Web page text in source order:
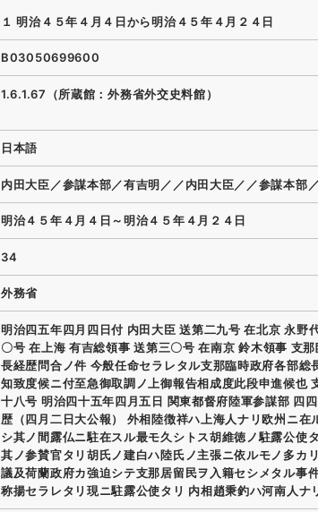
１ 明治４５年４月４日から明治４５年４月２４日
B03050699600
1.6.1.67（所蔵館：外務省外交史料館）
日本語
内田大臣／参謀本部／有吉明／／内田大臣／／参謀本部
明治４５年４月４日～明治４５年４月２４日
34
外務省
明治四五年四月四日付 内田大臣 送第二九号 在北京 永野
〇号 在上海 有吉総領事 送第三〇号 在南京 鈴木領事 支
長経歴問合ノ件 今般任命セラレタル支那臨時政府各部総
知致度候ニ付至急御取調ノ上御報告相成度此段申進候也
十八号 明治四十五年四月五日 関東都督府陸軍参謀部 四
歴（四月二日大公報） 外相陸徴祥ハ上海人ナリ欧州ニ在
シ其ノ間露仏ニ駐在スル最モ久シトス胡維徳ノ駐露公使
其ノ参賛官タリ胡氏ノ建白ハ陸氏ノ主張ニ依ルモノ多カ
議及荷蘭政府カ強迫シテ支那居留民ヲ入籍セシメタル事
称揚セラレタリ現ニ駐露公使タリ 内相趙秉釣ハ河南人ナ